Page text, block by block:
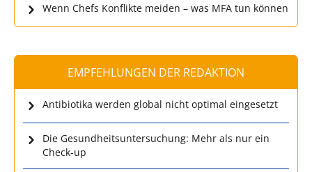
Wenn Chefs Konflikte meiden – was MFA tun können
EMPFEHLUNGEN DER REDAKTION
Antibiotika werden global nicht optimal eingesetzt
Die Gesundheitsuntersuchung: Mehr als nur ein
Check-up